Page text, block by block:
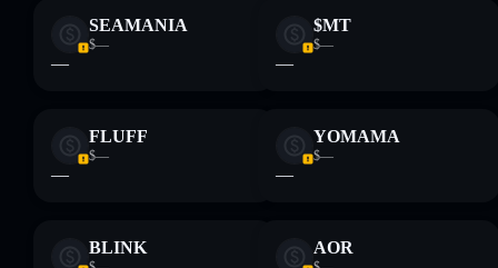
SEAMANIA
$—
—
$MT
$—
—
FLUFF
$—
—
YOMAMA
$—
—
BLINK AOR